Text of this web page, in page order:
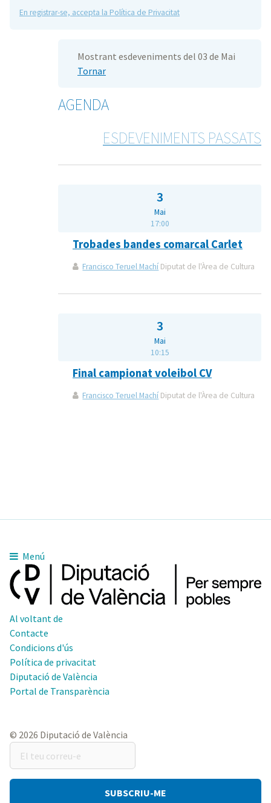
En registrar-se, accepta la Política de Privacitat
Mostrant esdeveniments del 03 de Mai
Tornar
AGENDA
ESDEVENIMENTS PASSATS
3
Mai
17:00
Trobades bandes comarcal Carlet
Francisco Teruel Machí Diputat de l'Àrea de Cultura
3
Mai
10:15
Final campionat voleibol CV
Francisco Teruel Machí Diputat de l'Àrea de Cultura
Menú
Al voltant de
Contacte
Condicions d'ús
Política de privacitat
Diputació de València
Portal de Transparència
© 2026 Diputació de València
teu
correu-